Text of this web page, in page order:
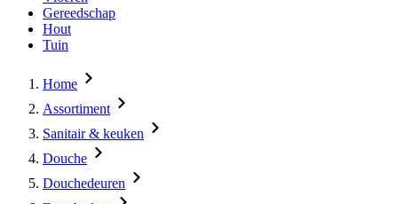
Gereedschap
Hout
Tuin
Home
Assortiment
Sanitair & keuken
Douche
Douchedeuren